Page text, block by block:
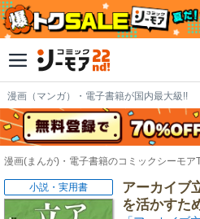
漫画（マンガ）・電子書籍が国内最大級!!
漫画(まんが)・電子書籍のコミックシーモア
アーカイブ
を活かすた
小説・実用書